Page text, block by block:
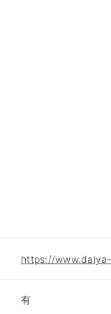
https://
有